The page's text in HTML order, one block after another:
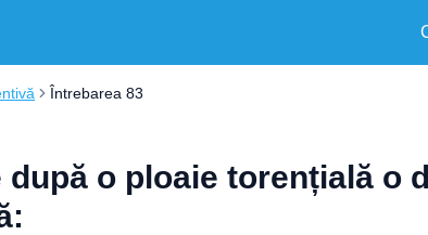
Întrebarea 83
o ploaie torențială o